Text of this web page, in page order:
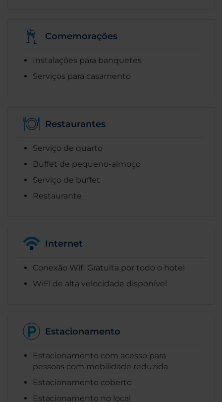
Comemorações
Instalações para banquetes
Serviços para casamento
Restaurantes
Serviço de quarto
Buffet de pequeno-almoço
Serviço de buffet
Restaurante
Internet
Conexão Wifi Gratuita por todo o hotel
WiFi de alta velocidade disponível
Estacionamento
Estacionamento com acesso para
pessoas com mobilidade reduzida
Estacionamento coberto
Estacionamento no local